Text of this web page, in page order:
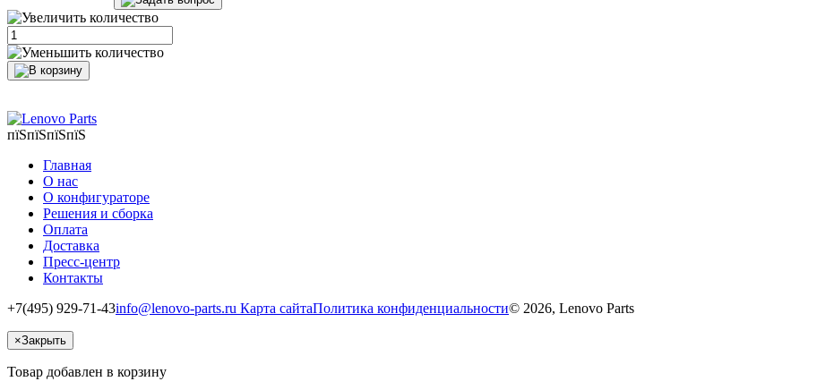
пїЅпїЅпїЅпїЅ
Главная
О нас
О конфигураторе
Решения и сборка
Оплата
Доставка
Пресс-центр
Контакты
+7(495) 929-71-43info@lenovo-parts.ru Карта сайтаПолитика конфиденциальности© 2026, Lenovo Parts
×Закрыть
Товар добавлен в корзину